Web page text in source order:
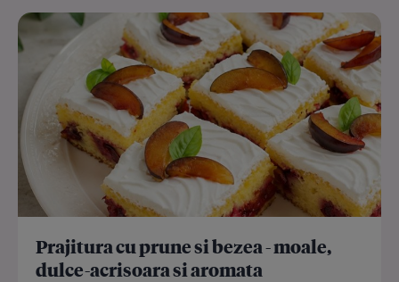
Prajitura cu prune si bezea - moale,
dulce-acrisoara si aromata